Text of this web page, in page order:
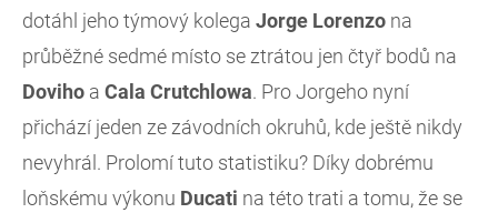
dotáhl jeho týmový kolega Jorge Lorenzo na
průběžné sedmé místo se ztrátou jen čtyř bodů na
Doviho a Cala Crutchlowa. Pro Jorgeho nyní
přichází jeden ze závodních okruhů, kde ještě nikdy
nevyhrál. Prolomí tuto statistiku? Díky dobrému
loňskému výkonu Ducati na této trati a tomu, že se